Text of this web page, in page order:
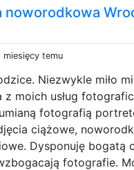
noworodkowa
temu
Niezwykle miło
z moich usług
fotografią
ciążowe,
Dysponuję bogatą
fotografie.